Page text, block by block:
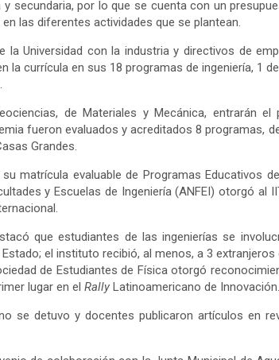
secundaria, por lo que se cuenta con un
las diferentes actividades que se plantean.
la Universidad con la industria y directivos de
la currícula en sus 18 programas de ingeniería, 1
de Materiales y Mecánica, entrarán
fueron evaluados y acreditados 8 programas,
Grandes.
matrícula evaluable de Programas Educativos
y Escuelas de Ingeniería (ANFEI) otorgó al
que estudiantes de las ingenierías se
el instituto recibió, al menos, a 3
de Estudiantes de Física otorgó
lugar en el Rally Latinoamericano de Innovación.
se detuvo y docentes publicaron artículos en